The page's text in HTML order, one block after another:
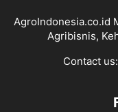
AgroIndonesia.co.id
Agribisnis,
Contact us: